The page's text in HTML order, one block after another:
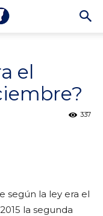
el
337
según la ley era el
la segunda